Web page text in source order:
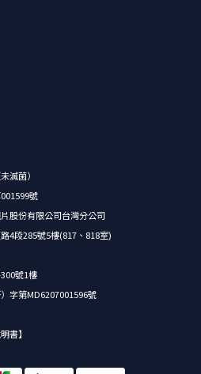
滅菌）
號
股份有限公司台灣分公司
4段285號5樓(817、818室)
號1樓
字第MD6207001596號
書】